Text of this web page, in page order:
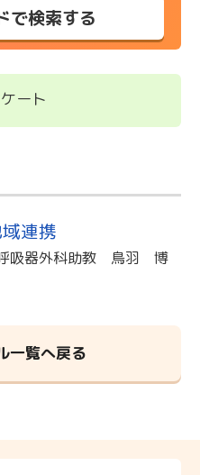
で検索する
ート
連携
吸器外科助教 鳥羽 博
一覧へ戻る